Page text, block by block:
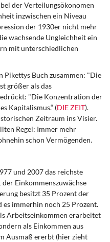
der Verteilungsökonomen
inzwischen ein Niveau
der 1930er nicht mehr
wachsende Ungleichheit ein
mit unterschiedlichen
Pikettys Buch zusammen: "Die
größer als das
"Die Konzentration der
Kapitalismus.“ (DIE ZEIT).
Zeitraum ins Visier.
Regel: Immer mehr
schon Vermögenden.
und 2007 das reichste
Einkommenszuwächse
besitzt 35 Prozent der
es immerhin noch 25 Prozent.
Arbeitseinkommen erarbeitet
als Einkommen aus
Ausmaß ererbt (hier zieht